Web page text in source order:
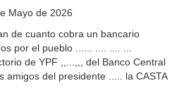
Mayo de 2026
de cuanto cobra un bancario
por el pueblo ...... .... .... ...
de YPF ,,...,,, del Banco Central
amigos del presidente ..... la CASTA